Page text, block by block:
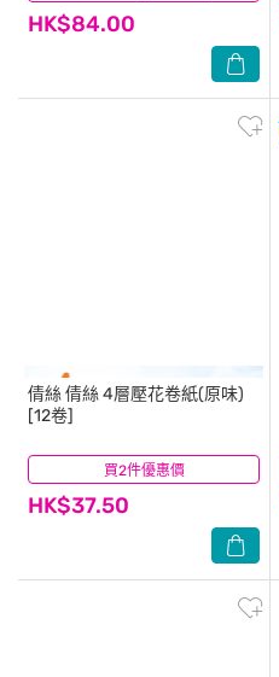
HK$84.00
買2件優惠價
倩絲倩絲 4層壓花卷紙(原味)
[12卷]
HK$37.50
(83)